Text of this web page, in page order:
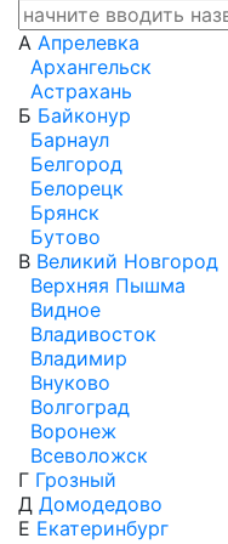
А Апрелевка
Архангельск
Астрахань
Б Байконур
Барнаул
Белгород
Белорецк
Брянск
Бутово
В Великий Новгород
Верхняя Пышма
Видное
Владивосток
Владимир
Внуково
Волгоград
Воронеж
Всеволожск
Г Грозный
Д Домодедово
Е Екатеринбург